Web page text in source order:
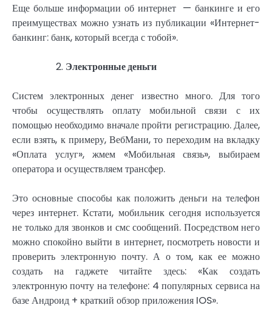
Еще больше информации об интернет — банкинге и его
преимуществах можно узнать из публикации «Интернет-
банкинг: банк, который всегда с тобой».
Электронные деньги
Систем электронных денег известно много. Для того
чтобы осуществлять оплату мобильной связи с их
помощью необходимо вначале пройти регистрацию. Далее,
если взять, к примеру, ВебМани, то переходим на вкладку
«Оплата услуг», жмем «Мобильная связь», выбираем
оператора и осуществляем трансфер.
Это основные способы как положить деньги на телефон
через интернет. Кстати, мобильник сегодня используется
не только для звонков и смс сообщений. Посредством него
можно спокойно выйти в интернет, посмотреть новости и
проверить электронную почту. А о том, как ее можно
создать на гаджете читайте здесь: «Как создать
электронную почту на телефоне: 4 популярных сервиса на
базе Андроид + краткий обзор приложения IOS».